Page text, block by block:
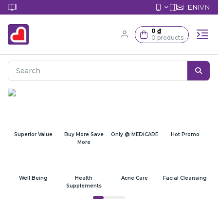
EN|VN
0 ₫
0 products
Superior Value
Buy More Save
More
Only @ MEDiCARE Hot Promo
Well Being
Health
Supplements
Acne Care Facial Cleansing